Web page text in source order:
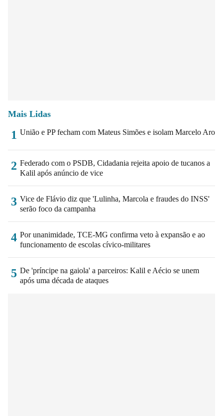
Mais Lidas
1 União e PP fecham com Mateus Simões e isolam Marcelo Aro
2 Federado com o PSDB, Cidadania rejeita apoio de tucanos a
Kalil após anúncio de vice
3 Vice de Flávio diz que 'Lulinha, Marcola e fraudes do INSS'
serão foco da campanha
4 Por unanimidade, TCE-MG confirma veto à expansão e ao
funcionamento de escolas cívico-militares
5 De 'príncipe na gaiola' a parceiros: Kalil e Aécio se unem
após uma década de ataques